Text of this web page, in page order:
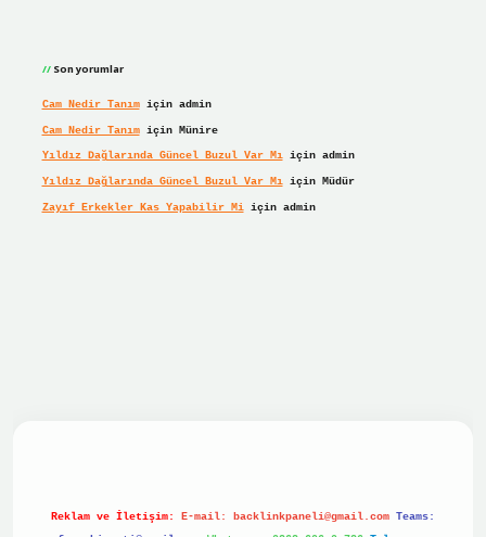
Son yorumlar
Cam Nedir Tanımiçin admin
Cam Nedir Tanımiçin Münire
Yıldız Dağlarında Güncel Buzul Var Mıiçin admin
Yıldız Dağlarında Güncel Buzul Var Mıiçin Müdür
Zayıf Erkekler Kas Yapabilir Miiçin admin
Reklam ve İletişim: E-mail: backlinkpaneli@gmail.com Teams: